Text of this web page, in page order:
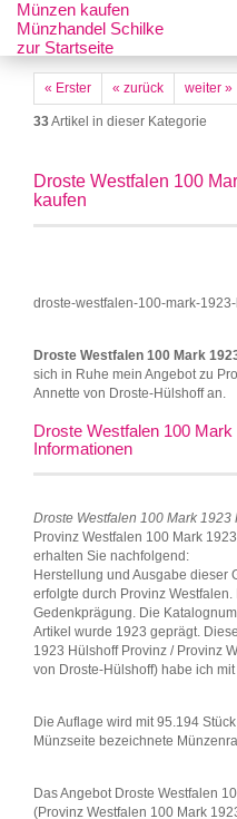
Münzen kaufen
Münzhandel Schilke
zur Startseite
« Erster « zurück weiter »
33Artikel in dieser Kategorie
Droste Westfalen 100
kaufen
droste-westfalen-100-mark-
Droste Westfalen 100 Mark
sich in Ruhe mein Angebot zu
Annette von Droste-Hülshoff an.
Droste Westfalen 100
Informationen
Droste Westfalen 100 Mark 1923
Provinz Westfalen 100 Mark
erhalten Sie nachfolgend:
Herstellung und Ausgabe dieser
erfolgte durch Provinz
Gedenkprägung. Die
Artikel wurde 1923 geprägt.
1923 Hülshoff Provinz / Provinz
von Droste-Hülshoff) habe ich
Die Auflage wird mit 95.194
Münzseite bezeichnete
Das Angebot Droste Westfalen
(Provinz Westfalen 100 Mark